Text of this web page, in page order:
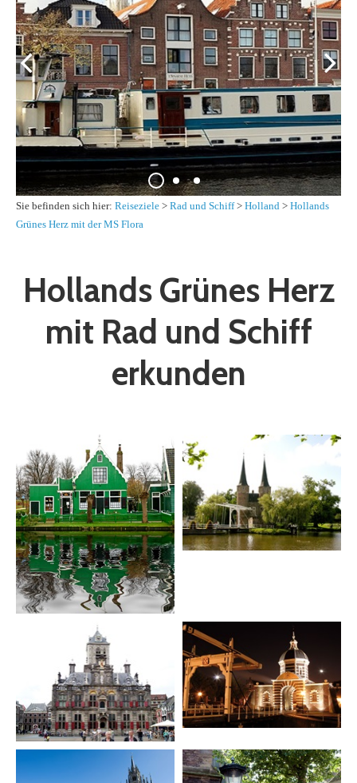
Sie befinden sich hier: Reiseziele > Rad und Schiff> Holland > Hollands
Grünes Herz mit der MS Flora
Hollands Grünes Herz
mit Rad und Schiff
erkunden